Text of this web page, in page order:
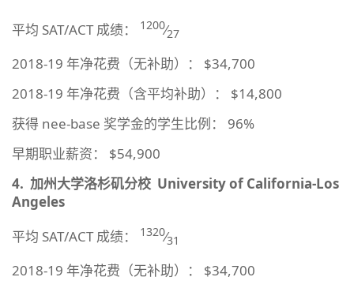
平均 SAT/ACT 成绩：
1200⁄27
2018-19 年净花费（无补助）： $34,700
2018-19 年净花费（含平均补助）： $14,800
获得 nee-base 奖学金的学生比例： 96%
早期职业薪资： $54,900
4. 加州大学洛杉矶分校 University of California-Los
Angeles
平均 SAT/ACT 成绩：
1320⁄31
2018-19 年净花费（无补助）： $34,700